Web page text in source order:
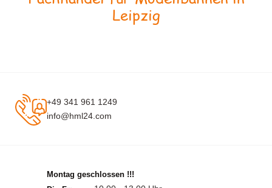
Leipzig
+49 341 961 1249
info@hml24.com
Montag geschlossen !!!